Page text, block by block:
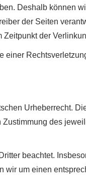
Deshalb können
der Seiten
der
Urheberrecht.
des
beachtet.
wir um einen